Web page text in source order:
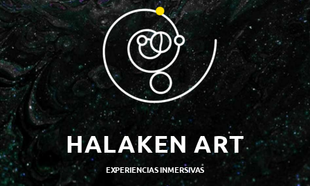
HALAKEN ART
EXPERIENCIAS INMERSIVAS